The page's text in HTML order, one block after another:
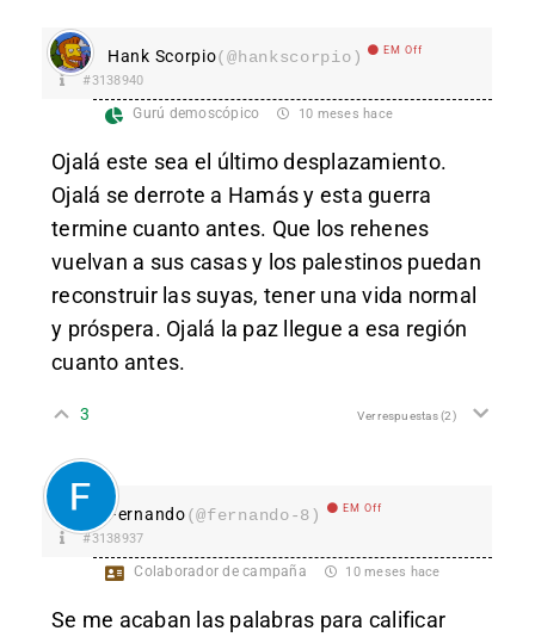
Hank Scorpio(@hankscorpio) EM Off
#3138940
Gurú demoscópico 10 meses hace
Ojalá este sea el último desplazamiento.
Ojalá se derrote a Hamás y esta guerra
termine cuanto antes. Que los rehenes
vuelvan a sus casas y los palestinos puedan
reconstruir las suyas, tener una vida normal
y próspera. Ojalá la paz llegue a esa región
cuanto antes.
3 Ver respuestas(2)
Fernando(@fernando-8) EM Off
#3138937
Colaborador de campaña 10 meses hace
Se me acaban las palabras para calificar